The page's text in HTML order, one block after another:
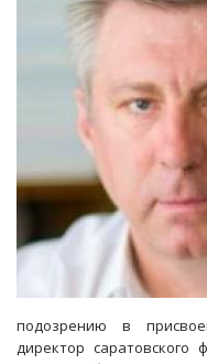
известного
ученого
отменены
подозрению в
директор